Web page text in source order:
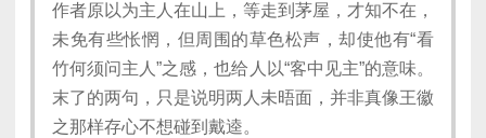
作者原以为主人在山上，等走到茅屋，才知不在，
未免有些怅惘，但周围的草色松声，却使他有“看
竹何须问主人”之感，也给人以“客中见主”的意味。
末了的两句，只是说明两人未晤面，并非真像王徽
之那样存心不想碰到戴逵。